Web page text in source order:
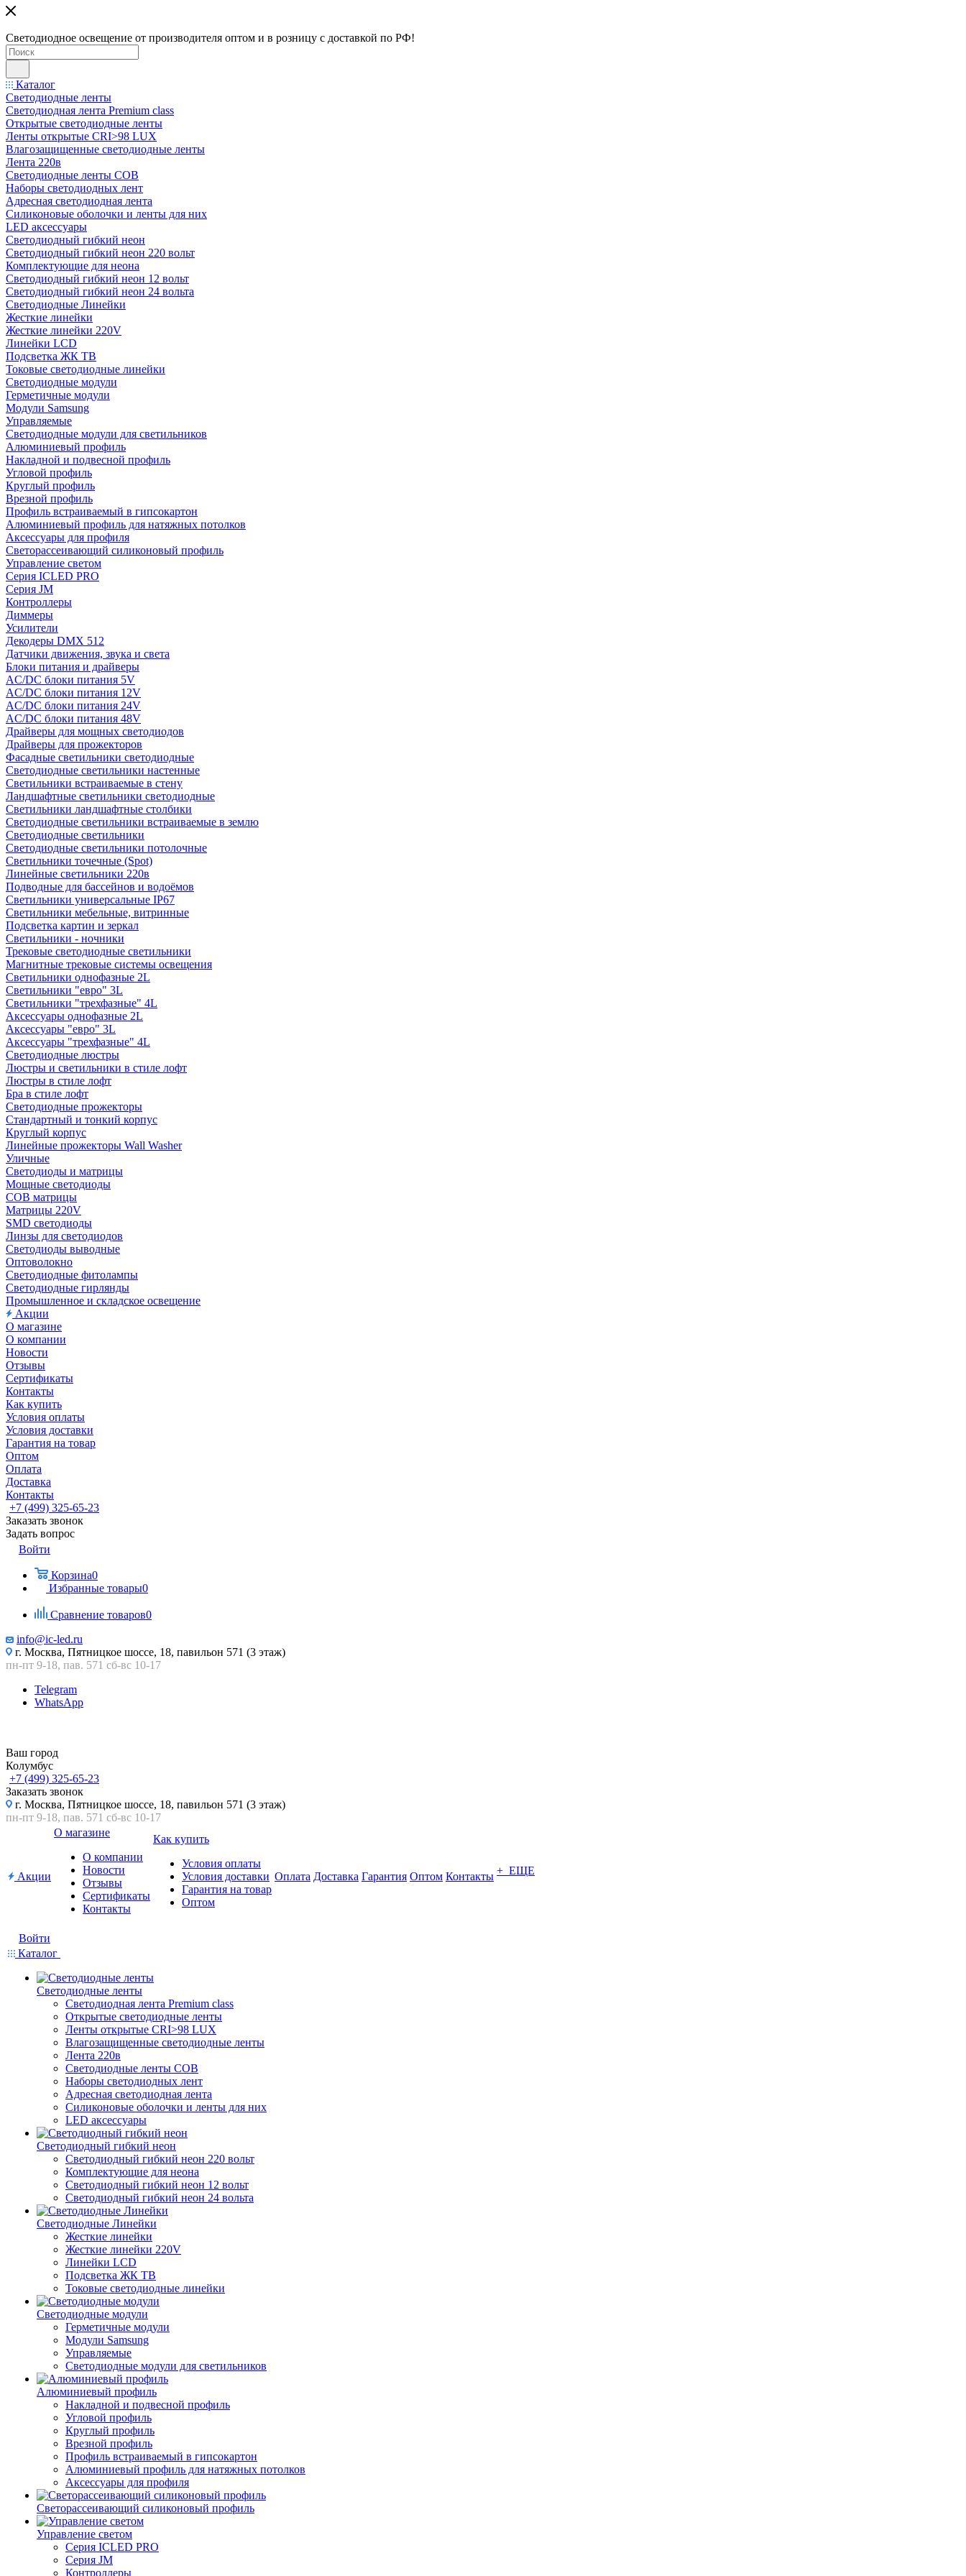
Светодиодное освещение от производителя оптом и в розницу с доставкой по РФ!
Каталог
Светодиодные ленты
Светодиодная лента Premium class
Открытые светодиодные ленты
Ленты открытые CRI>98 LUX
Влагозащищенные светодиодные ленты
Лента 220в
Светодиодные ленты COB
Наборы светодиодных лент
Адресная светодиодная лента
Силиконовые оболочки и ленты для них
LED аксессуары
Светодиодный гибкий неон
Светодиодный гибкий неон 220 вольт
Комплектующие для неона
Светодиодный гибкий неон 12 вольт
Светодиодный гибкий неон 24 вольта
Светодиодные Линейки
Жесткие линейки
Жесткие линейки 220V
Линейки LCD
Подсветка ЖК ТВ
Токовые светодиодные линейки
Светодиодные модули
Герметичные модули
Модули Samsung
Управляемые
Светодиодные модули для светильников
Алюминиевый профиль
Накладной и подвесной профиль
Угловой профиль
Круглый профиль
Врезной профиль
Профиль встраиваемый в гипсокартон
Алюминиевый профиль для натяжных потолков
Аксессуары для профиля
Светорассеивающий силиконовый профиль
Управление светом
Серия ICLED PRO
Серия JM
Контроллеры
Диммеры
Усилители
Декодеры DMX 512
Датчики движения, звука и света
Блоки питания и драйверы
AC/DC блоки питания 5V
AC/DC блоки питания 12V
AC/DC блоки питания 24V
AC/DC блоки питания 48V
Драйверы для мощных светодиодов
Драйверы для прожекторов
Фасадные светильники светодиодные
Светодиодные светильники настенные
Светильники встраиваемые в стену
Ландшафтные светильники светодиодные
Светильники ландшафтные столбики
Светодиодные светильники встраиваемые в землю
Светодиодные светильники
Светодиодные светильники потолочные
Светильники точечные (Spot)
Линейные светильники 220в
Подводные для бассейнов и водоёмов
Светильники универсальные IP67
Светильники мебельные, витринные
Подсветка картин и зеркал
Светильники - ночники
Трековые светодиодные светильники
Магнитные трековые системы освещения
Светильники однофазные 2L
Светильники "евро" 3L
Светильники "трехфазные" 4L
Аксессуары однофазные 2L
Аксессуары "евро" 3L
Аксессуары "трехфазные" 4L
Светодиодные люстры
Люстры и светильники в стиле лофт
Люстры в стиле лофт
Бра в стиле лофт
Светодиодные прожекторы
Стандартный и тонкий корпус
Круглый корпус
Линейные прожекторы Wall Washer
Уличные
Светодиоды и матрицы
Мощные светодиоды
COB матрицы
Матрицы 220V
SMD светодиоды
Линзы для светодиодов
Светодиоды выводные
Оптоволокно
Светодиодные фитолампы
Светодиодные гирлянды
Промышленное и складское освещение
Акции
О магазине
О компании
Новости
Отзывы
Сертификаты
Контакты
Как купить
Условия оплаты
Условия доставки
Гарантия на товар
Оптом
Оплата
Доставка
Контакты
+7 (499) 325-65-23
Заказать звонок
Задать вопрос
Войти
Корзина0
Избранные товары0
Сравнение товаров0
info@ic-led.ru
г. Москва, Пятницкое шоссе, 18, павильон 571 (3 этаж)
пн-пт 9-18, пав. 571 сб-вс 10-17
Telegram
WhatsApp
Ваш город
Колумбус
+7 (499) 325-65-23
Заказать звонок
г. Москва, Пятницкое шоссе, 18, павильон 571 (3 этаж)
пн-пт 9-18, пав. 571 сб-вс 10-17
Акции
О магазине
О компании
Новости
Отзывы
Сертификаты
Контакты
Как купить
Условия оплаты
Условия доставки
Гарантия на товар
Оптом
Оплата Доставка Гарантия Оптом Контакты + ЕЩЕ
Войти
Каталог
Светодиодные ленты
Светодиодная лента Premium class
Открытые светодиодные ленты
Ленты открытые CRI>98 LUX
Влагозащищенные светодиодные ленты
Лента 220в
Светодиодные ленты COB
Наборы светодиодных лент
Адресная светодиодная лента
Силиконовые оболочки и ленты для них
LED аксессуары
Светодиодный гибкий неон
Светодиодный гибкий неон 220 вольт
Комплектующие для неона
Светодиодный гибкий неон 12 вольт
Светодиодный гибкий неон 24 вольта
Светодиодные Линейки
Жесткие линейки
Жесткие линейки 220V
Линейки LCD
Подсветка ЖК ТВ
Токовые светодиодные линейки
Светодиодные модули
Герметичные модули
Модули Samsung
Управляемые
Светодиодные модули для светильников
Алюминиевый профиль
Накладной и подвесной профиль
Угловой профиль
Круглый профиль
Врезной профиль
Профиль встраиваемый в гипсокартон
Алюминиевый профиль для натяжных потолков
Аксессуары для профиля
Светорассеивающий силиконовый профиль
Управление светом
Серия ICLED PRO
Серия JM
Контроллеры